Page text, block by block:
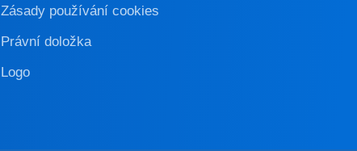
Zásady používání cookies
Právní doložka
Logo